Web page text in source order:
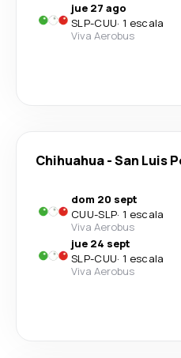
jue 27 ago
SLP-CUU· 1 escala
Viva Aerobus
Chihuahua-San Luis
dom 20 sept
CUU-SLP· 1 escala
Viva Aerobus
jue 24 sept
SLP-CUU· 1 escala
Viva Aerobus